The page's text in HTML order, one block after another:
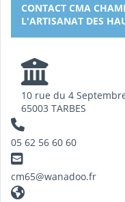
CONTACT CMA
L'ARTISANAT DES
10 rue du 4
65003 TARBES
05 62 56 60 60
cm65@wanadoo.fr